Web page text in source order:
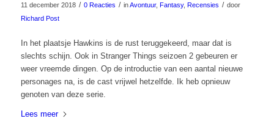
11 december 2018 / 0 Reacties / inAvontuur, Fantasy, Recensies / door
Richard Post
In het plaatsje Hawkins is de rust teruggekeerd, maar dat is
slechts schijn. Ook in Stranger Things seizoen 2 gebeuren er
weer vreemde dingen. Op de introductie van een aantal nieuwe
personages na, is de cast vrijwel hetzelfde. Ik heb opnieuw
genoten van deze serie.
Lees meer